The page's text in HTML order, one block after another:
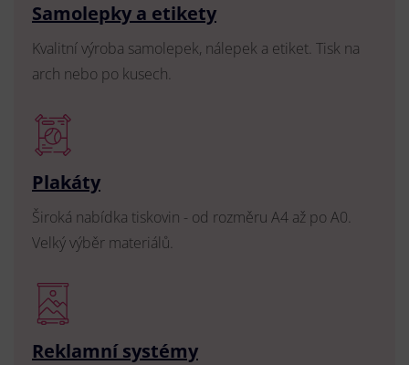
Samolepky a etikety
Kvalitní výroba samolepek, nálepek a etiket. Tisk na
arch nebo po kusech.
Plakáty
Široká nabídka tiskovin - od rozměru A4 až po A0.
Velký výběr materiálů.
Reklamní systémy